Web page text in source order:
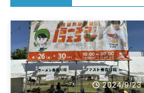
2024/9/23